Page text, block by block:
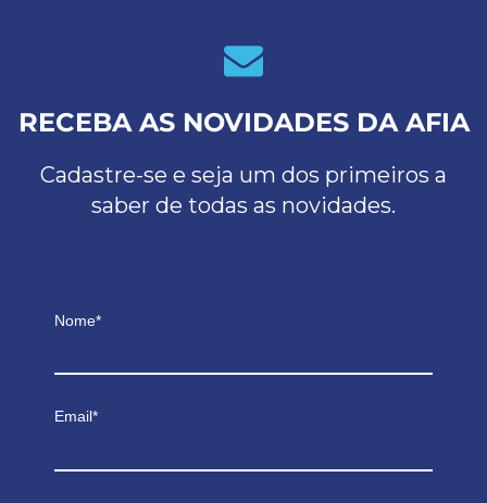
RECEBA AS NOVIDADES DA AFIA
Cadastre-se e seja um dos primeiros a
saber de todas as novidades.
Nome*
Email*